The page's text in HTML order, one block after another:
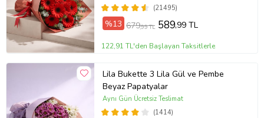
(21495)
%13 679,99 TL 589,99 TL
122,91 TL'den Başlayan Taksitlerle
Lila Bukette 3 Lila Gül ve Pembe
Beyaz Papatyalar
(1414)
Aynı Gün Ücretsiz Teslimat